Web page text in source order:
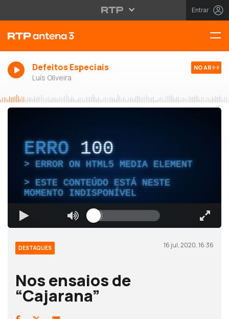
Entrar
Defeitos Especiais
Luís Oliveira
NO AR
ERRO 100
ERROR ON HTML5 MEDIA ELEMENT
ESTE CONTEÚDO ESTÁ NESTE
MOMENTO INDISPONÍVEL
DESTAQUES 16 jul, 2020, 16:36
Nos ensaios de
“Cajarana”